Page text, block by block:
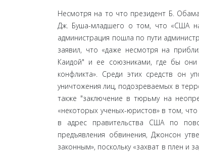
Несмотря на то что президент Б.
Дж. Буша-младшего о том, что «США
админи­страция пошла по пути
заявил, что «даже несмотря на
Каидой" и ее союзниками, где бы они
конфликта». Среди этих средств он
уничтожения лиц, подо­зреваемых в
также "заключение в тюрьму на
«некоторых ученых-юристов» в том, что
в адрес правительства США по
предъявления обвинения, Джонсон
законным», поскольку «захват в плен